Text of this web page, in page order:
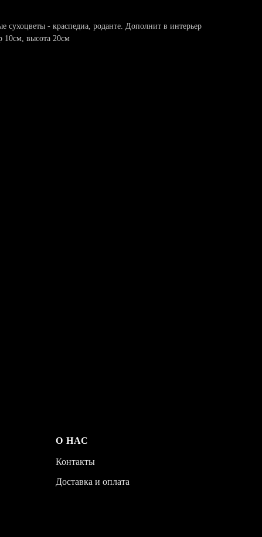
сухоцветы - краспедиа, роданте. Дополнит в интерьер
10см, высота 20см
О НАС
Контакты
Доставка и оплата